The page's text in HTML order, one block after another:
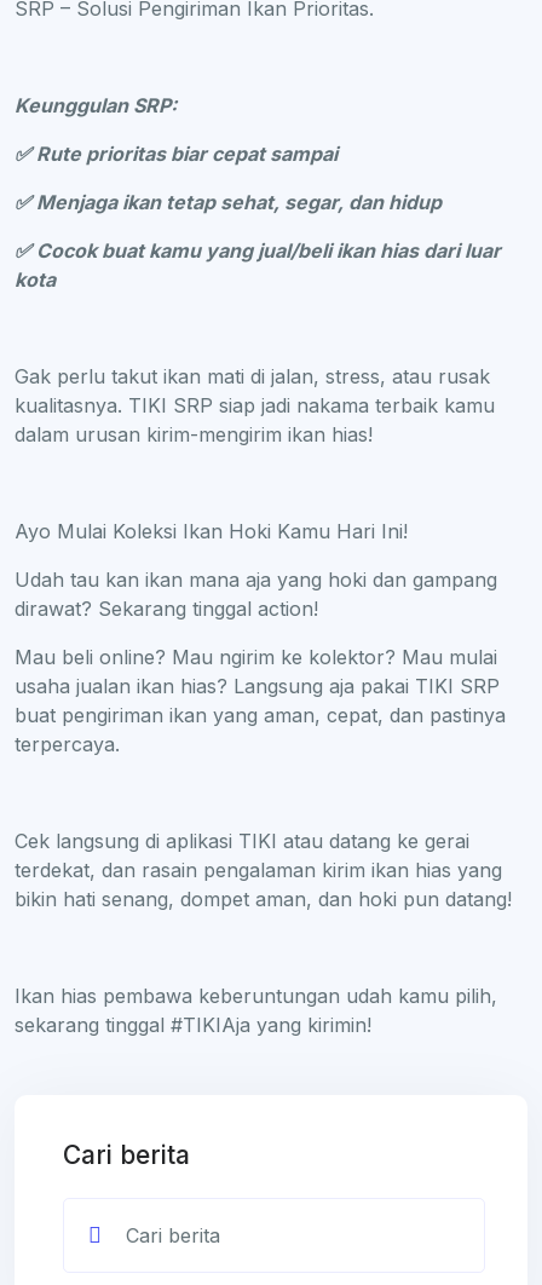
SRP – Solusi Pengiriman Ikan Prioritas.
Keunggulan SRP:
✅ Rute prioritas biar cepat sampai
✅ Menjaga ikan tetap sehat, segar, dan hidup
✅ Cocok buat kamu yang jual/beli ikan hias dari luar
kota
Gak perlu takut ikan mati di jalan, stress, atau rusak
kualitasnya. TIKI SRP siap jadi nakama terbaik kamu
dalam urusan kirim-mengirim ikan hias!
Ayo Mulai Koleksi Ikan Hoki Kamu Hari Ini!
Udah tau kan ikan mana aja yang hoki dan gampang
dirawat? Sekarang tinggal action!
Mau beli online? Mau ngirim ke kolektor? Mau mulai
usaha jualan ikan hias? Langsung aja pakai TIKI SRP
buat pengiriman ikan yang aman, cepat, dan pastinya
terpercaya.
Cek langsung di aplikasi TIKI atau datang ke gerai
terdekat, dan rasain pengalaman kirim ikan hias yang
bikin hati senang, dompet aman, dan hoki pun datang!
Ikan hias pembawa keberuntungan udah kamu pilih,
sekarang tinggal #TIKIAja yang kirimin!
Cari berita